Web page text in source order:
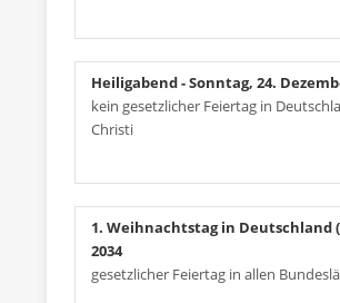
Heiligabend- Sonntag, 24.
kein gesetzlicher Feiertag in
Christi
1. Weihnachtstag in
2034
gesetzlicher Feiertag in allen